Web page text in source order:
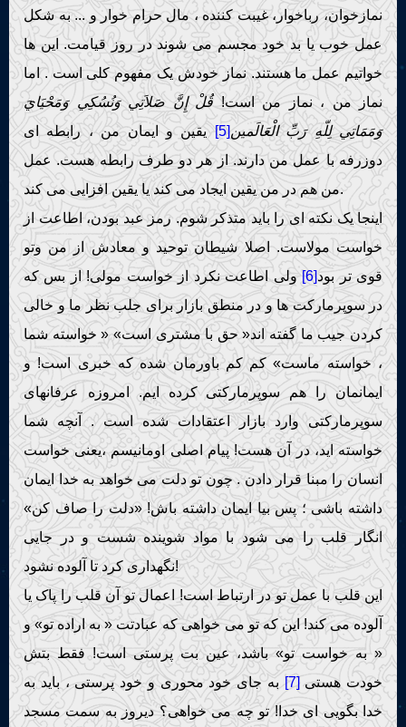
نمازخوان، رباخوار، غیبت کننده ، مال حرام خوار و ... به شکل
عمل خوب یا بد خود مجسم می شوند در روز قیامت. این ها
خواتیم عمل ما هستند. نماز خودش یک مفهوم کلی است . اما
نماز من ، نماز من است! قُلْ إِنَّ صَلاَتِي وَنُسُكِي وَمَحْيَايَ
وَمَمَاتِي لِلّهِ رَبِّ الْعَالَمین[5]
یقین و ایمان من ، رابطه ای
دوزرفه با عمل من دارند. از هر دو طرف رابطه هست. عمل
من هم در من یقین ایجاد می کند یا یقین افزایی می کند.
اینجا یک نکته ای را باید متذکر شوم. رمز عبد بودن، اطاعت از
خواست مولاست. اصلا شیطان توحید و معادش از من وتو
قوی تر بود[6]
ولی اطاعت نکرد از خواست مولی! از بس که
در سوپرمارکت ها و در منطق بازار برای جلب نظر ما و خالی
کردن جیب ما گفته اند« حق با مشتری است» « خواسته شما
، خواسته ماست» کم کم باورمان شده که خبری است! و
ایمانمان را هم سوپرمارکتی کرده ایم. امروزه عرفانهای
سوپرمارکتی وارد بازار اعتقادات شده است . آنچه شما
خواسته اید، در آن هست! پیام اصلی اومانیسم ،یعنی خواست
انسان را مبنا قرار دادن . چون تو دلت می خواهد به خدا ایمان
داشته باشی ؛ پس بیا ایمان داشته باش! «دلت را صاف کن»
انگار قلب را می شود با مواد شوینده شست و در جایی
نگهداری کرد تا آلوده نشود!
این قلب با عمل تو در ارتباط است! اعمال تو آن قلب را پاک یا
آلوده می کند! این که تو می خواهی که عبادتت « به اراده تو» و
« به خواست تو» باشد، عین بت پرستی است! فقط بتش
خودت هستی [7]
به جای خود محوری و خود پرستی ، باید به
خدا بگویی ای خدا! تو چه می خواهی؟ دیروز به سمت مسجد